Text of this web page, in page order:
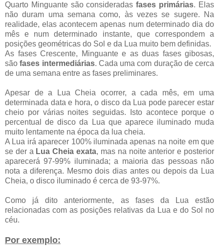
Quarto Minguante são consideradasfases primárias. Elas
não duram uma semana como, às vezes se sugere. Na
realidade, elas acontecem apenas num determinado dia do
mês e num determinado instante, que correspondem a
posições geométricas do Sol e da Lua muito bem definidas.
As fases Crescente, Minguante e as duas fases gibosas,
sãofases intermediárias. Cada uma com duração de cerca
de uma semana entre as fases preliminares.
Apesar de a Lua Cheia ocorrer, a cada mês, em uma
determinada data e hora, o disco da Lua pode parecer estar
cheio por várias noites seguidas. Isto acontece porque o
percentual de disco da Lua que aparece iluminado muda
muito lentamente na época da lua cheia.
A Lua irá aparecer 100% iluminada apenas na noite em que
se der a Lua Cheia exata, mas na noite anterior e posterior
aparecerá 97-99% iluminada; a maioria das pessoas não
nota a diferença. Mesmo dois dias antes ou depois da Lua
Cheia, o disco iluminado é cerca de 93-97%.
Como já dito anteriormente, as fases da Lua estão
relacionadas com as posições relativas da Lua e do Sol no
céu.
Por exemplo: